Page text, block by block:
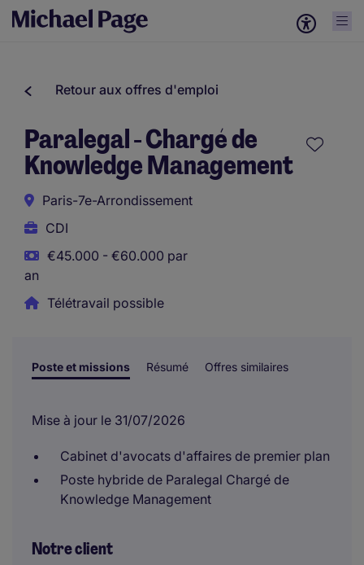
Retour aux offres d'emploi
Paralegal - Chargé de
Knowledge Management
Paris-7e-Arrondissement
CDI
€45.000 - €60.000 par
an
Télétravail possible
Poste et missions Résumé Offres similaires
Mise à jour le 31/07/2026
Cabinet d'avocats d'affaires de premier plan
Poste hybride de Paralegal Chargé de
Knowledge Management
Notre client